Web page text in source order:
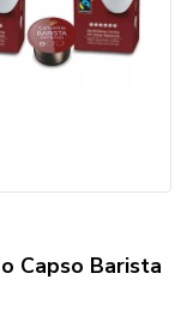
Capso Barista